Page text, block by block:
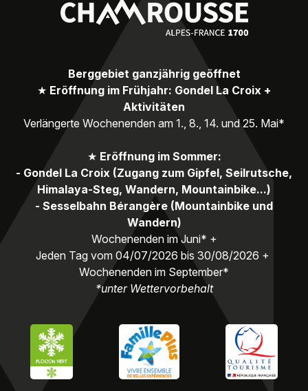
Berggebiet ganzjährig geöffnet
★ Eröffnung im Frühjahr: Gondel La Croix +
Aktivitäten
Verlängerte Wochenenden am 1., 8., 14. und 25. Mai*
★ Eröffnung im Sommer:
- Gondel La Croix (Zugang zum Gipfel, Seilrutsche,
Himalaya-Steg, Wandern, Mountainbike...)
- Sesselbahn Bérangère (Mountainbike und
Wandern)
Wochenenden im Juni* +
Jeden Tag vom 04/07/2026 bis 30/08/2026 +
Wochenenden im September*
*unter Wettervorbehalt